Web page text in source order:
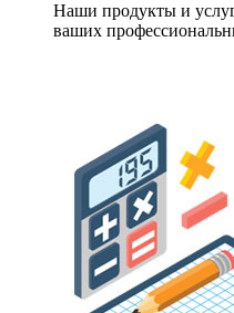
Наши продукты и
ваших